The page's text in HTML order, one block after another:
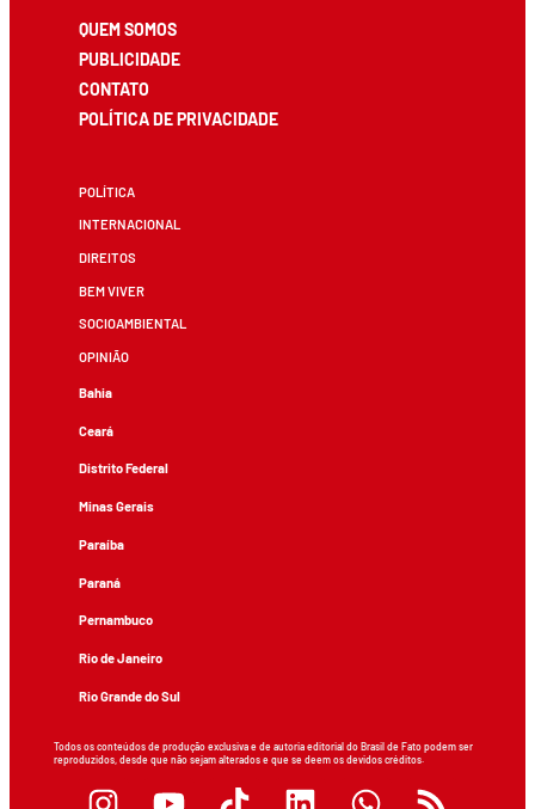
QUEM SOMOS
PUBLICIDADE
CONTATO
POLÍTICA DE PRIVACIDADE
POLÍTICA
INTERNACIONAL
DIREITOS
BEM VIVER
SOCIOAMBIENTAL
OPINIÃO
Bahia
Ceará
Distrito Federal
Minas Gerais
Paraíba
Paraná
Pernambuco
Rio de Janeiro
Rio Grande do Sul
Todos os conteúdos de produção exclusiva e de autoria editorial do Brasil de Fato podem ser
reproduzidos, desde que não sejam alterados e que se deem os devidos créditos.